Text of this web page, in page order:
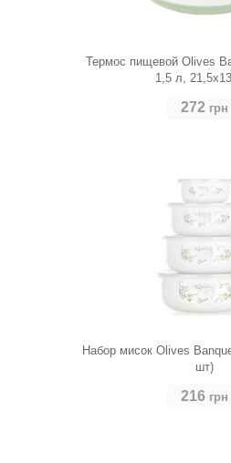
Термос пищевой Olives
1,5 л,
272 грн
Набор мисок Olives
шт)
216 грн